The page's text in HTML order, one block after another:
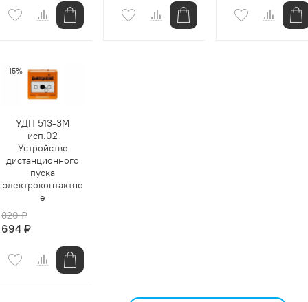
-15%
УДП 513-3М
исп.02
Устройство
дистанционного
пуска
электроконтактно
е
820 ₽
694 ₽